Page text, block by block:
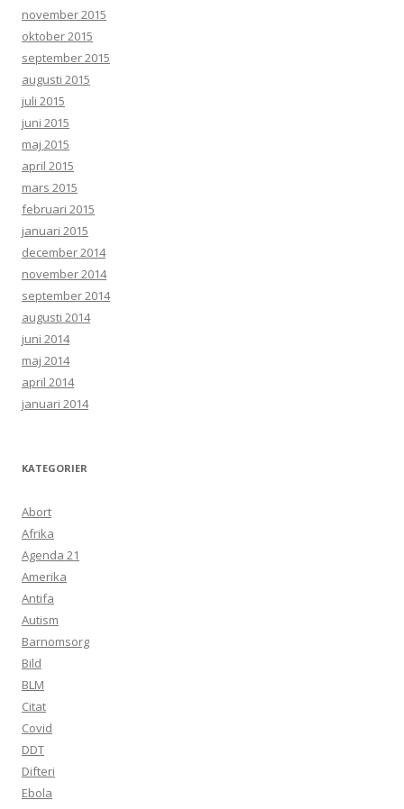
november 2015
oktober 2015
september 2015
augusti 2015
juli 2015
juni 2015
maj 2015
april 2015
mars 2015
februari 2015
januari 2015
december 2014
november 2014
september 2014
augusti 2014
juni 2014
maj 2014
april 2014
januari 2014
KATEGORIER
Abort
Afrika
Agenda 21
Amerika
Antifa
Autism
Barnomsorg
Bild
BLM
Citat
Covid
DDT
Difteri
Ebola